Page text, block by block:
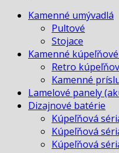
priesvitná
Kamenné umývadlá
Pultové
Stojace
Kamenné
Retro
Kamenné
Lamelové panely
Dizajnové batérie
Kúpeľňová
Kúpeľňová
Kúpeľňová